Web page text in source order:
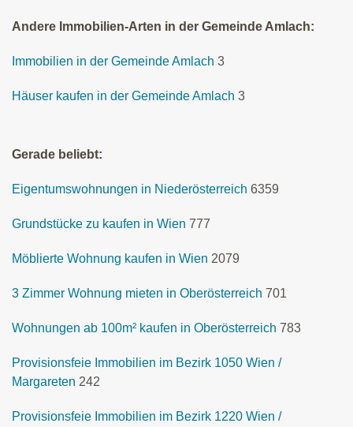
Andere Immobilien-Arten in der Gemeinde Amlach:
Immobilien in der Gemeinde Amlach 3
Häuser kaufen in der Gemeinde Amlach 3
Gerade beliebt:
Eigentumswohnungen in Niederösterreich 6359
Grundstücke zu kaufen in Wien 777
Möblierte Wohnung kaufen in Wien 2079
3 Zimmer Wohnung mieten in Oberösterreich 701
Wohnungen ab 100m² kaufen in Oberösterreich 783
Provisionsfeie Immobilien im Bezirk 1050 Wien /
Margareten 242
Provisionsfeie Immobilien im Bezirk 1220 Wien /